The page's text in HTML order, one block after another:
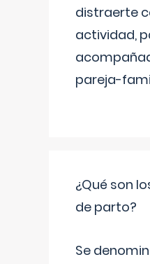
distraerte
actividad,
pareja-
¿Qué son
de parto?
Se